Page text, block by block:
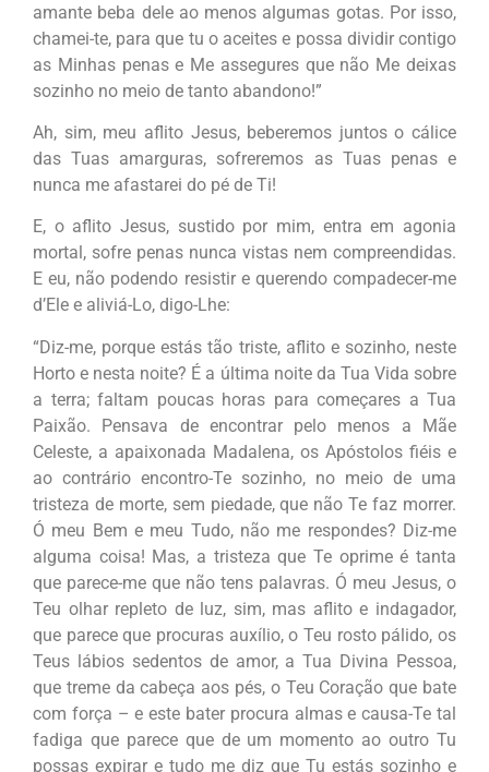
amante beba dele ao menos algumas gotas. Por isso,
chamei-te, para que tu o aceites e possa dividir contigo
as Minhas penas e Me assegures que não Me deixas
sozinho no meio de tanto abandono!”
Ah, sim, meu aflito Jesus, beberemos juntos o cálice
das Tuas amarguras, sofreremos as Tuas penas e
nunca me afastarei do pé de Ti!
E, o aflito Jesus, sustido por mim, entra em agonia
mortal, sofre penas nunca vistas nem compreendidas.
E eu, não podendo resistir e querendo compadecer-me
d’Ele e aliviá-Lo, digo-Lhe:
“Diz-me, porque estás tão triste, aflito e sozinho, neste
Horto e nesta noite? É a última noite da Tua Vida sobre
a terra; faltam poucas horas para começares a Tua
Paixão. Pensava de encontrar pelo menos a Mãe
Celeste, a apaixonada Madalena, os Apóstolos fiéis e
ao contrário encontro-Te sozinho, no meio de uma
tristeza de morte, sem piedade, que não Te faz morrer.
Ó meu Bem e meu Tudo, não me respondes? Diz-me
alguma coisa! Mas, a tristeza que Te oprime é tanta
que parece-me que não tens palavras. Ó meu Jesus, o
Teu olhar repleto de luz, sim, mas aflito e indagador,
que parece que procuras auxílio, o Teu rosto pálido, os
Teus lábios sedentos de amor, a Tua Divina Pessoa,
que treme da cabeça aos pés, o Teu Coração que bate
com força – e este bater procura almas e causa-Te tal
fadiga que parece que de um momento ao outro Tu
possas expirar e tudo me diz que Tu estás sozinho e